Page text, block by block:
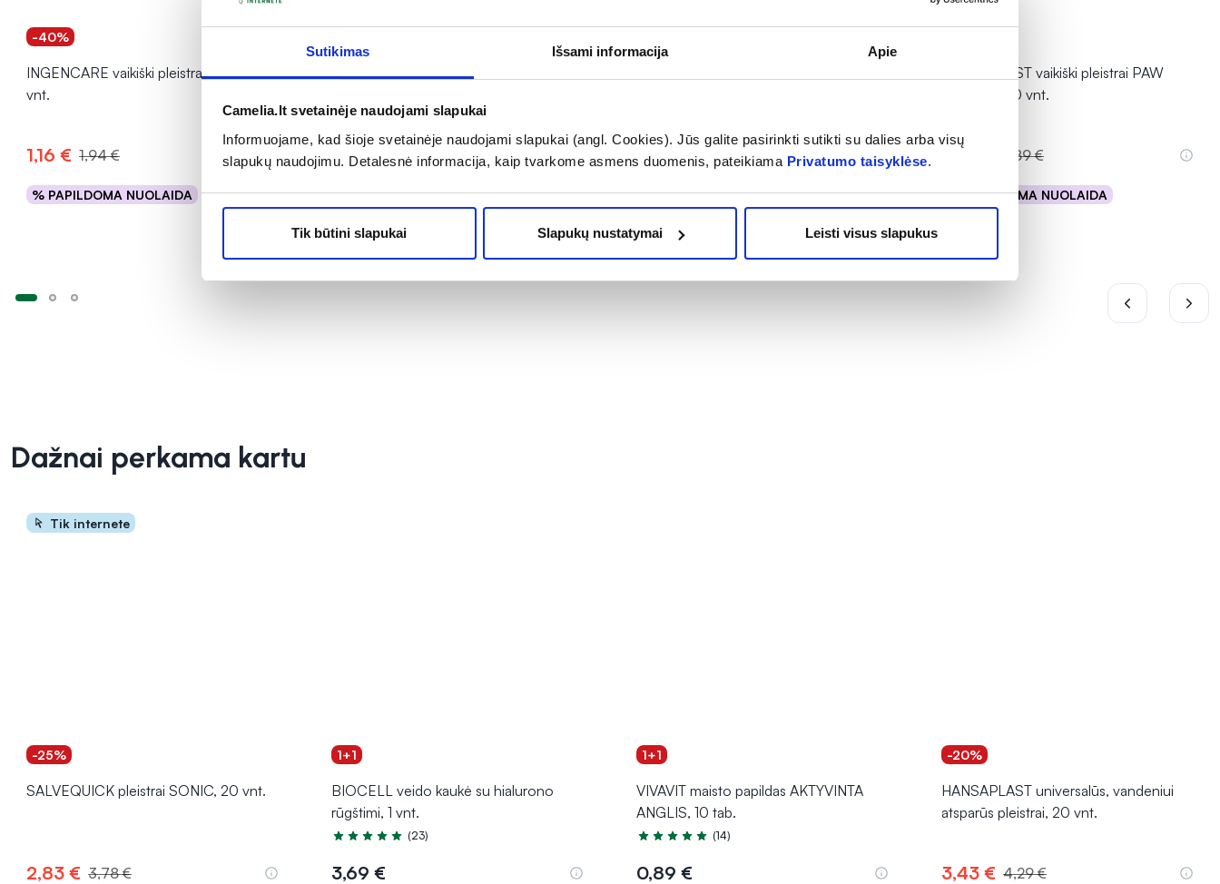
Sutikimas Išsami informacija Apie
Camelia.lt svetainėje naudojami slapukai
Informuojame, kad šioje svetainėje naudojami slapukai (angl. Cookies). Jūs galite pasirinkti sutikti su dalies arba visų
slapukų naudojimu. Detalesnė informacija, kaip tvarkome asmens duomenis, pateikiama Privatumo taisyklėse.
Tik būtini slapukai Slapukų nustatymai Leisti visus slapukus
-40%
INGENCARE vaikiški pleistrai TATOO, 10
vnt.
1,16 € 1,94 €
% PAPILDOMA NUOLAIDA
Į krepšelį
MEDRULL pleistrai HELLO KITTY, 10
2,09 € 2,79 €
% PAPILDOMA NUOLAIDA
Į krepšelį
3,11 € 3,89 €
% PAPILDOMA NUOLAIDA
Į krepšelį
HANSAPLAST vaikiški pleistrai PAW
PATROL, 20 vnt.
3,91 € 4,89 €
% PAPILDOMA NUOLAIDA
Į krepšelį
Dažnai perkama kartu
Tik internete
-25%
SALVEQUICK pleistrai SONIC, 20 vnt.
2,83 € 3,78 €
1+1
BIOCELL veido kaukė su hialurono
rūgštimi, 1 vnt.
Įvertinimas 5.0 iš 5
(23)
3,69 €
1+1
VIVAVIT maisto papildas AKTYVINTA
ANGLIS, 10 tab.
Įvertinimas 5.0 iš 5
(14)
0,89 €
-20%
HANSAPLAST universalūs, vandeniui
atsparūs pleistrai, 20 vnt.
3,43 € 4,29 €